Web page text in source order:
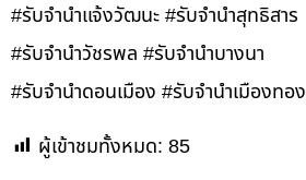
#รับจำนำแจ้งวัฒนะ #รับจำนำสุทธิสาร
#รับจำนำวัชรพล #รับจำนำบางนา
#รับจำนำดอนเมือง #รับจำนำเมืองทอง
ผู้เข้าชมทั้งหมด: 85